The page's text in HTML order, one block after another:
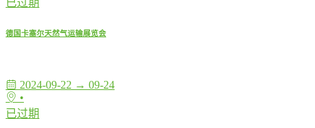
已过期
德国卡塞尔天然气运输展览会
2024-09-22 → 09-24
•
已过期